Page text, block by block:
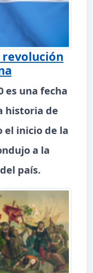
es una fecha
historia de
inicio de la
a la
país.